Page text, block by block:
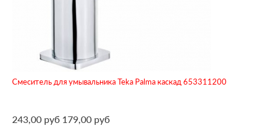
Смеситель для умывальника Teka Palma каскад 653311200
243,00 руб 179,00 руб